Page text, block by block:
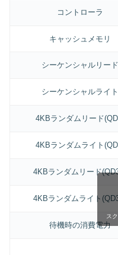
コントローラ
キャッシュメモリ
シーケンシャルリード
シーケンシャルライト
4KBランダムリード
4KBランダムライト
4KBランダムリード
4KBランダムライト
待機時の消費電力
ス